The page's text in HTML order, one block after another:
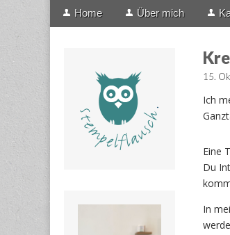
Main
Skip
Home Über mich
15.
Ich
Eine
Du
In